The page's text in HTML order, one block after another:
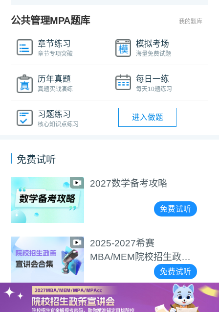
公共管理MPA题库 我的题库
章节练习
章节专项突破
模拟考场
海量免费试题
历年真题
真题实战演练
每日一练
每天10题练习
习题练习
核心知识点练习
进入做题
免费试听
2027数学备考攻略
免费试听
2025-2027希赛
MBA/MEM院校招生政策
免费试听